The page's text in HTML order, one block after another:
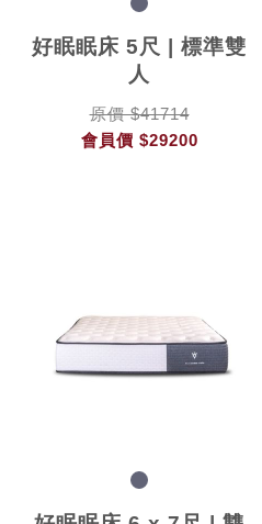
好眠眠床 5尺 | 標準雙
人
原價 $41714
會員價 $29200